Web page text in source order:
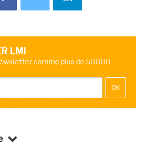
LMI
comme plus de 50000
OK